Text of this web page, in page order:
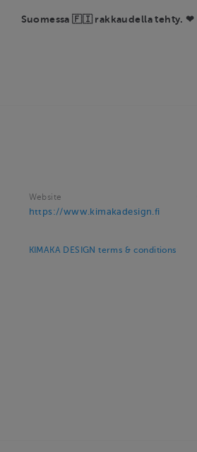
Suomessa 🇫🇮 rakkaudella tehty. ❤
Website
https://www.kimakadesign.fi
KIMAKA DESIGN terms & conditions